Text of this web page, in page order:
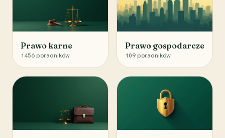
Prawo karne
1456 poradników
Prawo gospodarcze
109 poradników